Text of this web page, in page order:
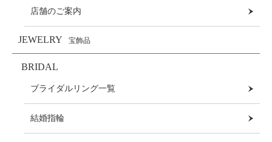
店舗のご案内
JEWELRY 宝飾品
BRIDAL
ブライダルリング一覧
結婚指輪